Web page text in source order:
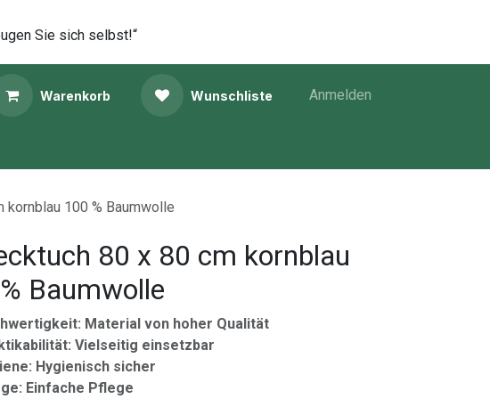
Sie sich selbst!“
Warenkorb Wunschliste Anmelden
kornblau 100 % Baumwolle
80 x 80 cm kornblau
Baumwolle
Material von hoher Qualität
Vielseitig einsetzbar
Hygienisch sicher
Einfache Pflege